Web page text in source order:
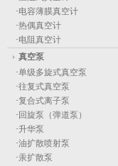
·电容薄膜真空计
·热偶真空计
·电阻真空计
真空泵
·单级多旋式真空泵
·往复式真空泵
·复合式离子泵
· 回旋泵（弹道泵）
·升华泵
·油扩散喷射泵
·汞扩散泵